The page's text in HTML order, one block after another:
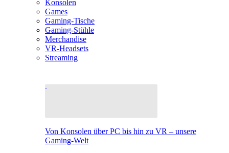
Konsolen
Games
Gaming-Tische
Gaming-Stühle
Merchandise
VR-Headsets
Streaming
Von Konsolen über PC bis hin zu VR – unsere
Gaming-Welt